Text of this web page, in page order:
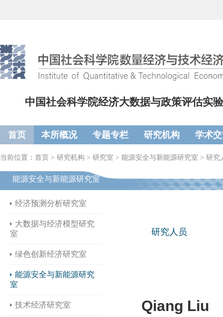
中国社会科学院经济大数据与政策评估实
首页 本所概况 专题专栏 研究机构 学术
当前位置： 首页 > 研究机构 > 研究室 > 能源安全与新能源研究室 > 研究
能源安全与新能源研究室
经济预测分析研究室
大数据与经济模型研究
室
绿色创新经济研究室
能源安全与新能源研究
室
技术经济研究室
研究人员
Qiang Liu